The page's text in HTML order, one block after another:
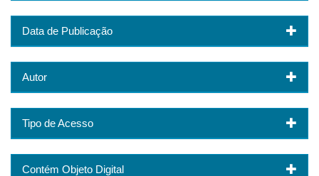
Data de Publicação
Autor
Tipo de Acesso
Contém Objeto Digital